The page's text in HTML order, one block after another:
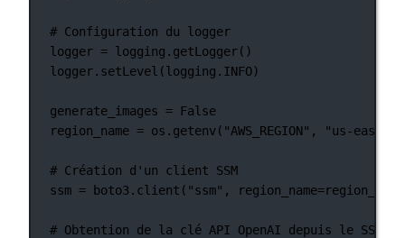
# Configuration du logger
logger = logging.getLogger()
logger.setLevel(logging. INFO)
generate_images = False
region_name = os.getenv( "AWS_REGION" , "us-east-1"
# Création d'un client SSM
ssm = boto3.client( "ssm" , region_name=
# Obtention de la clé API OpenAI depuis le SSM